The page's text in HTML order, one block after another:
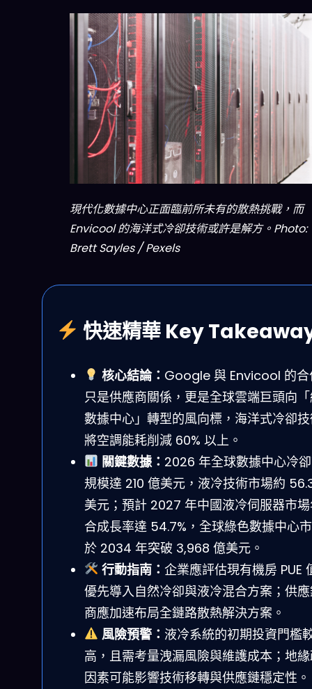
現代化數據中心正面臨前所未有的散熱挑戰，而
Envicool 的海洋式冷卻技術或許是解方。Photo:
Brett Sayles / Pexels
快速精華 Key
核心結論： Google 與 Envicool 的合
只是供應商關係，更是全球雲端巨頭向
數據中心」轉型的風向標，海洋式冷卻
將空調能耗削減 60% 以上。
關鍵數據： 2026 年全球數據中心冷
規模達 210 億美元，液冷技術市場約
美元；預計 2027 年中國液冷伺服器市
合成長率達 54.7%，全球綠色數據中心
於 2034 年突破 3,968 億美元。
行動指南： 企業應評估現有機房 PUE
優先導入自然冷卻與液冷混合方案；供
商應加速布局全鏈路散熱解決方案。
風險預警： 液冷系統的初期投資門檻
高，且需考量洩漏風險與維護成本；地
因素可能影響技術移轉與供應鏈穩定性。